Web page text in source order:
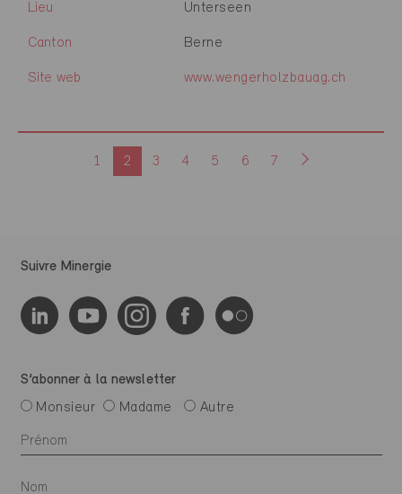
Lieu Unterseen
Canton Berne
Site web www.wengerholzbauag.ch
1 2 3 4 5 6 7
Suivre Minergie
S’abonner à la newsletter
Monsieur
Madame Autre